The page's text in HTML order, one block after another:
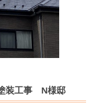
装工事 N様邸